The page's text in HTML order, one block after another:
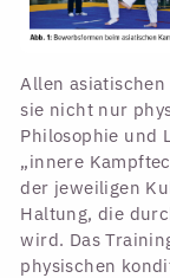
Allen
sie nicht nur
Philosophie und
„innere
der jeweiligen
Haltung, die
wird. Das
physischen